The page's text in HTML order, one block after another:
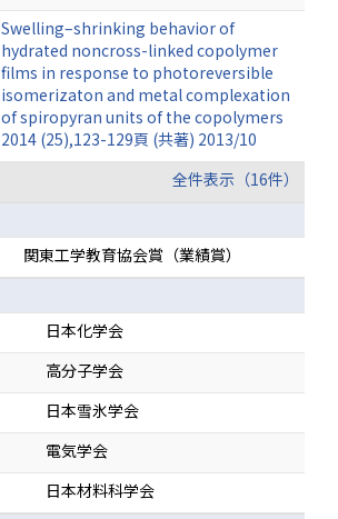
Swelling–shrinking behavior of
hydrated noncross-linked copolymer
films in response to photoreversible
isomerizaton and metal complexation
of spiropyran units of the copolymers
2014 (25),123-129頁 (共著) 2013/10
全件表示（16件）
関東工学教育協会賞（業績賞）
日本化学会
高分子学会
日本雪氷学会
電気学会
日本材料科学会